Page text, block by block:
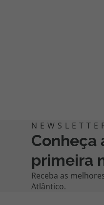
Conheça
primeira
Receba as
Atlântico.